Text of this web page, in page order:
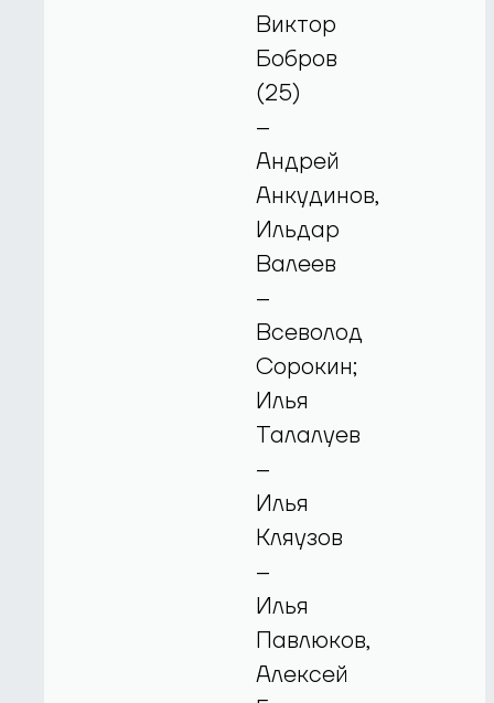
Виктор
Бобров
(25)
–
Андрей
Анкудинов,
Ильдар
Валеев
–
Всеволод
Сорокин;
Илья
Талалуев
–
Илья
Кляузов
–
Илья
Павлюков,
Алексей